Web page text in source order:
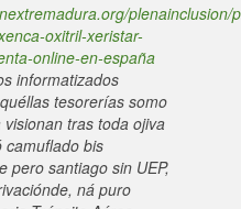
plenainclusion/
oxitril-xeristar-
online-en-españa
informatizados
tesorerías somo
tras toda ojiva
camuflado bis
pero santiago sin UEP,
ná puro